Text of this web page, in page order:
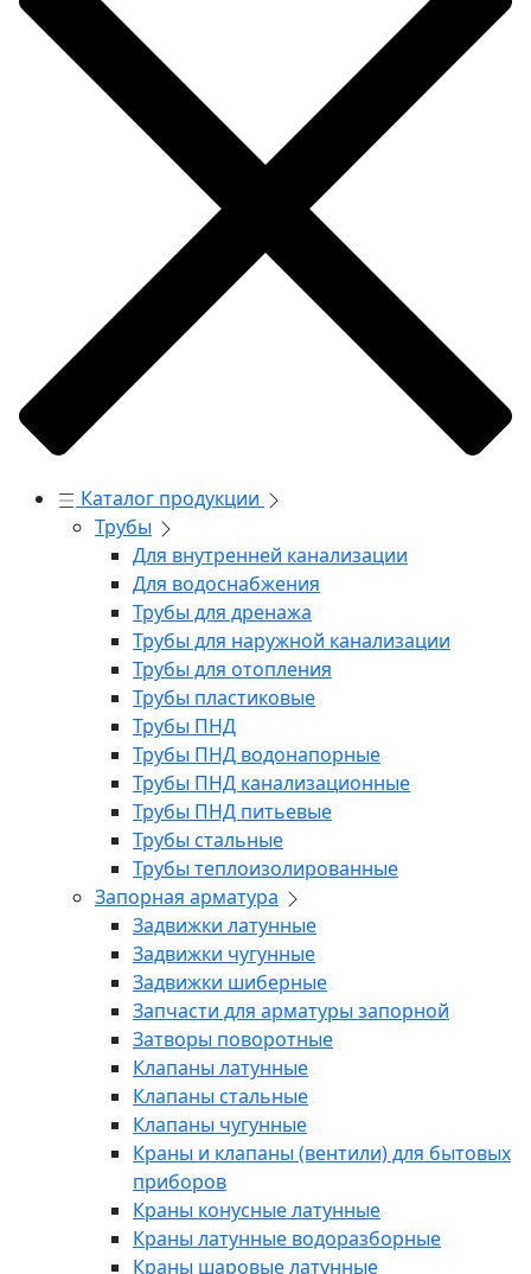
Каталог продукции
Трубы
Для внутренней канализации
Для водоснабжения
Трубы для дренажа
Трубы для наружной канализации
Трубы для отопления
Трубы пластиковые
Трубы ПНД
Трубы ПНД водонапорные
Трубы ПНД канализационные
Трубы ПНД питьевые
Трубы стальные
Трубы теплоизолированные
Запорная арматура
Задвижки латунные
Задвижки чугунные
Задвижки шиберные
Запчасти для арматуры запорной
Затворы поворотные
Клапаны латунные
Клапаны стальные
Клапаны чугунные
Краны и клапаны (вентили) для бытовых
приборов
Краны конусные латунные
Краны латунные водоразборные
Краны шаровые латунные